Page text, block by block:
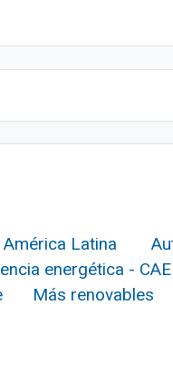
América Latina
energética - CAE
Más renovables